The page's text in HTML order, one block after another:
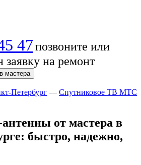
47позвоните или
заявку на ремонт
мастера
Петербург — Спутниковое ТВ МТС
от мастера в
быстро, надежно,